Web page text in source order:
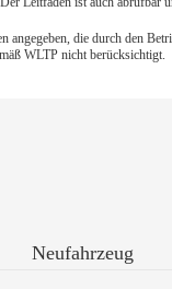
angegeben, die durch den
WLTP nicht berücksichtigt.
Neufahrzeug